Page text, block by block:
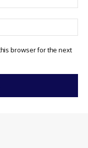
browser for the next